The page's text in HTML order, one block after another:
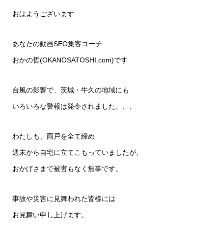
おはようございます
あなたの動画SEO集客コーチ
おかの哲(OKANOSATOSHI.com)です
台風の影響で、茨城・牛久の地域にも
いろいろな警報は発令されました、、、
わたしも、雨戸を全て締め
週末から自宅に立てこもっていましたが、
おかげさまで被害もなく無事です。
事故や災害に見舞われた皆樣には
お見舞い申し上げます。